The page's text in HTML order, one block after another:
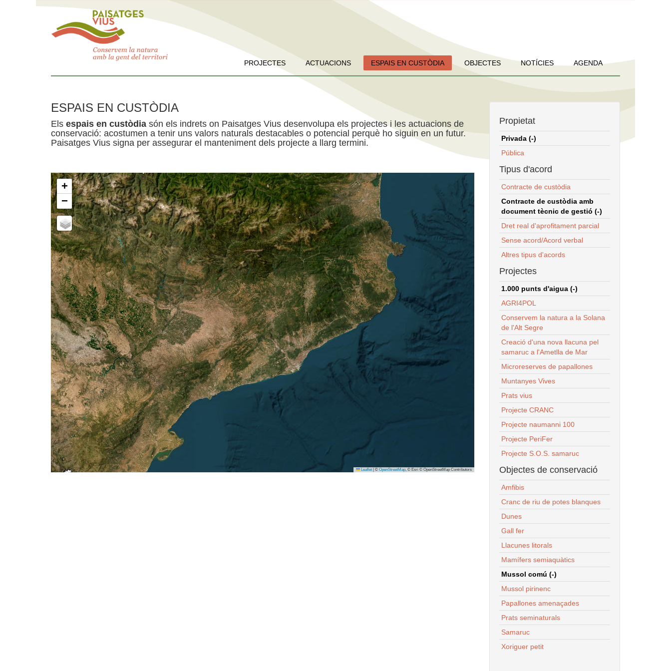
PROJECTES ACTUACIONS ESPAIS EN CUSTÒDIA OBJECTES NOTÍCIES AGENDA
ESPAIS EN CUSTÒDIA
Els espais en custòdia són els indrets on Paisatges Vius desenvolupa els projectes i les actuacions de
conservació: acostumen a tenir uns valors naturals destacables o potencial perquè ho siguin en un futur.
Paisatges Vius signa per assegurar el manteniment dels projecte a llarg termini.
+
−
Leaflet © OpenStreetMap, © Esri © OpenStreetMap Contributors
Propietat
Privada (-)
Pública
Tipus d'acord
Contracte de custòdia
Contracte de custòdia amb
document tècnic de gestió (-)
Dret real d'aprofitament parcial
Sense acord/Acord verbal
Altres tipus d'acords
Projectes
1.000 punts d'aigua (-)
AGRI4POL
Conservem la natura a la Solana
de l'Alt Segre
Creació d'una nova llacuna pel
samaruc a l'Ametlla de Mar
Microreserves de papallones
Muntanyes Vives
Prats vius
Projecte CRANC
Projecte naumanni 100
Projecte PeriFer
Projecte S.O.S. samaruc
Objectes de conservació
Amfibis
Cranc de riu de potes blanques
Dunes
Gall fer
Llacunes litorals
Mamífers semiaquàtics
Mussol comú (-)
Mussol pirinenc
Papallones amenaçades
Prats seminaturals
Samaruc
Xoriguer petit